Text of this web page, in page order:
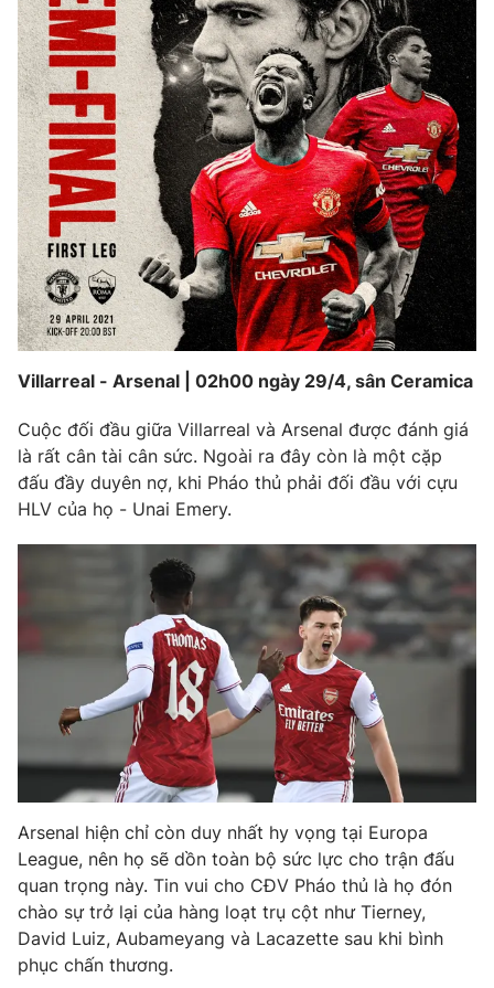
Photo Infographic
Video Shorts video
VTV Money VTV Thể thao
VTV Sức khoẻ Bất động sản
Thị trường 24h Tấm lòng Việt
VTV4 Vươn mình bằng AI
VTV9 VTV8
Liên hệ tòa soạn English
Theo dõi báo trên
Cơ quan chủ quản: Đài Truyền hình Việt Nam
Cơ quan báo chí:Thời báo VTV
Giấy phép hoạt động báo in và báo điện tử số 483/GP-BTTTT
cấp ngày 29/12/2023
Tổng Biên tập:Vũ Thanh Thủy
Phó Tổng Biên tập:Nguyễn Thị Mỹ Hạnh, Phạm Quốc Thắng,
Nguyễn Trọng Ninh
Tổng đài VTV:024.38 355 931 - 024.38 355 932
Villarreal - Arsenal | 02h00 ngày 29/4, sân Ceramica
Cuộc đối đầu giữa Villarreal và Arsenal được đánh giá
là rất cân tài cân sức. Ngoài ra đây còn là một cặp
đấu đầy duyên nợ, khi Pháo thủ phải đối đầu với cựu
HLV của họ - Unai Emery.
Arsenal hiện chỉ còn duy nhất hy vọng tại Europa
League, nên họ sẽ dồn toàn bộ sức lực cho trận đấu
quan trọng này. Tin vui cho CĐV Pháo thủ là họ đón
chào sự trở lại của hàng loạt trụ cột như Tierney,
David Luiz, Aubameyang và Lacazette sau khi bình
phục chấn thương.